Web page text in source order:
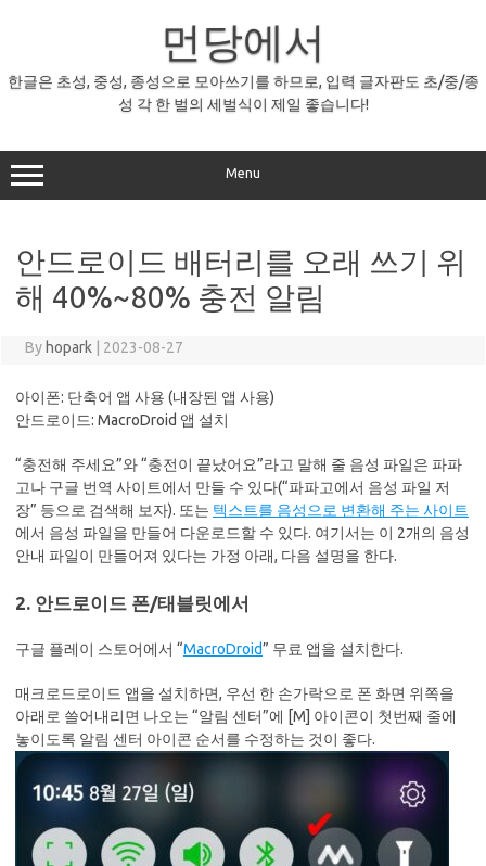
먼당에서
한글은 초성, 중성, 종성으로 모아쓰기를 하므로, 입력 글자판도 초/중/종
성 각 한 벌의 세벌식이 제일 좋습니다!
Menu
안드로이드 배터리를 오래 쓰기 위
해 40%~80% 충전 알림
By hopark 2023-08-27
아이폰: 단축어 앱 사용 (내장된 앱 사용)
안드로이드: MacroDroid 앱 설치
“충전해 주세요”와 “충전이 끝났어요”라고 말해 줄 음성 파일은 파파
고나 구글 번역 사이트에서 만들 수 있다(“파파고에서 음성 파일 저
장” 등으로 검색해 보자). 또는 텍스트를 음성으로 변환해 주는 사이트
에서 음성 파일을 만들어 다운로드할 수 있다. 여기서는 이 2개의 음성
안내 파일이 만들어져 있다는 가정 아래, 다음 설명을 한다.
2. 안드로이드 폰/태블릿에서
구글 플레이 스토어에서 “MacroDroid” 무료 앱을 설치한다.
매크로드로이드 앱을 설치하면, 우선 한 손가락으로 폰 화면 위쪽을
아래로 쓸어내리면 나오는 “알림 센터”에 [M] 아이콘이 첫번째 줄에
놓이도록 알림 센터 아이콘 순서를 수정하는 것이 좋다.